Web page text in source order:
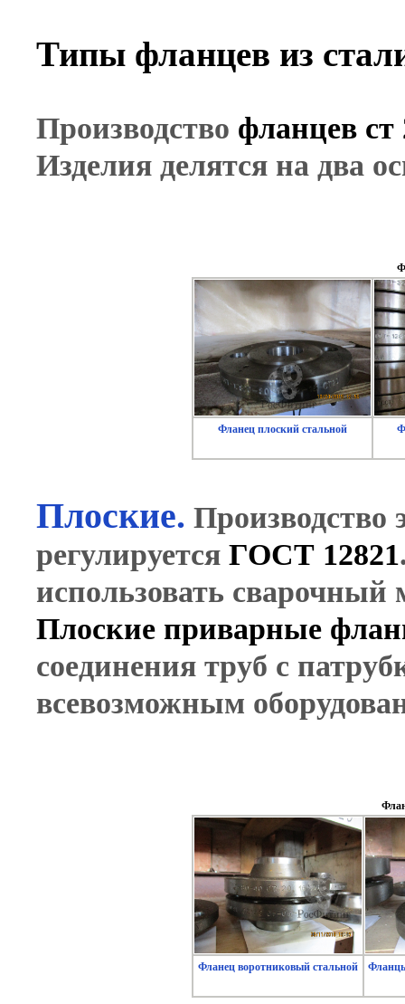
Типы фланцев из
Производство фланцев ст
Изделия делятся на два
Фланец плоский стальной
Плоские. Производство
регулируется ГОСТ 12821
использовать сварочный
Плоские приварные
соединения труб с
всевозможным
Фланец воротниковый стальной